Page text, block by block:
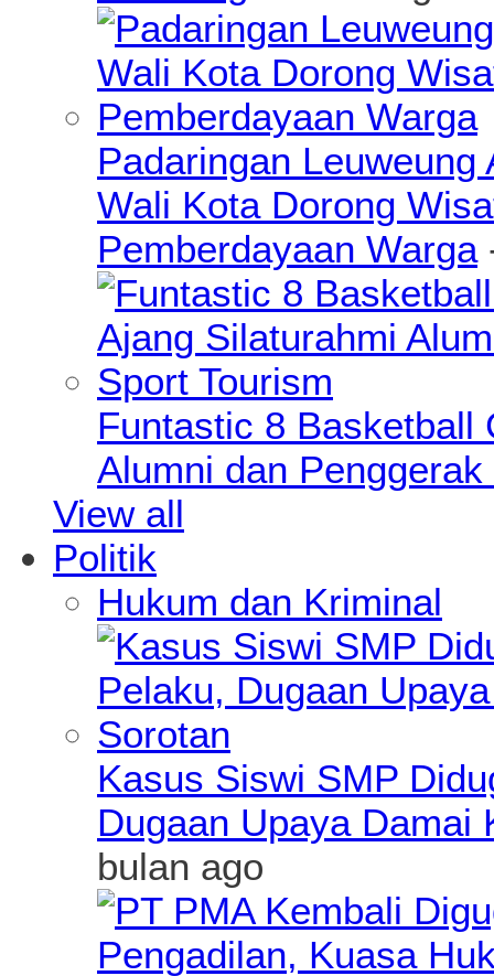
Padaringan
Wali Kota Dorong
Pemberdayaan Warga
Funtastic 8 Basketball
Alumni dan
View all
Politik
Hukum dan Kriminal
Kasus Siswi SMP
Dugaan Upaya Damai
bulan ago